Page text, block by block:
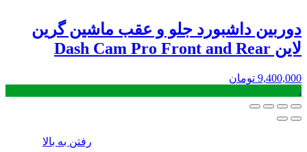
دوربین داشبورد جلو و عقب ماشین گرین
لاین Dash Cam Pro Front and Rear
9,400,000 تومان
.
رفتن به بالا